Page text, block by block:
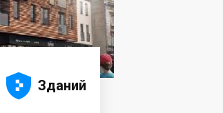




 Зданий